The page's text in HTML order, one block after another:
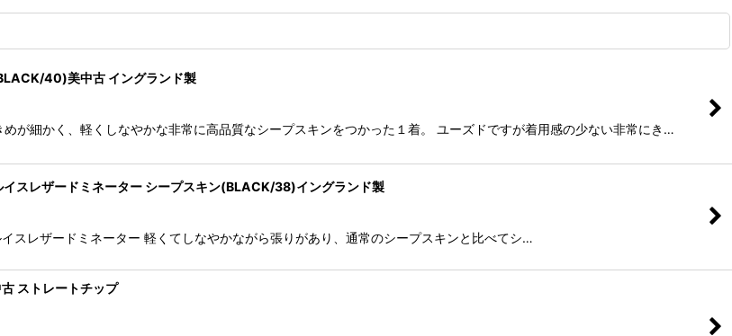
40)美中古 イングランド製
が細かく、軽くしなやかな非常に高品質なシープスキンをつかった１着。 ユーズドですが着用感の少ない非常にき…
スレザードミネーター シープスキン(BLACK/38)イングランド製
レザードミネーター 軽くてしなやかながら張りがあり、通常のシープスキンと比べてシ…
ストレートチップ